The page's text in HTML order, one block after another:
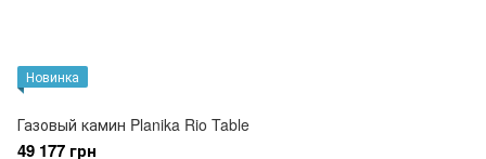
Новинка
Газовый камин Planika Rio Table
49 177 грн